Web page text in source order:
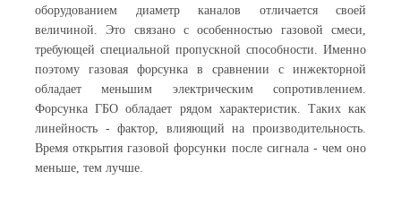
оборудованием диаметр каналов отличается своей
величиной. Это связано с особенностью газовой смеси,
требующей специальной пропускной способности. Именно
поэтому газовая форсунка в сравнении с инжекторной
обладает меньшим электрическим сопротивлением.
Форсунка ГБО обладает рядом характеристик. Таких как
линейность - фактор, влияющий на производительность.
Время открытия газовой форсунки после сигнала - чем оно
меньше, тем лучше.